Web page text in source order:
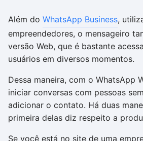
Além do WhatsApp Business,
empreendedores, o mensageiro
versão Web, que é bastante
usuários em diversos momentos.
Dessa maneira, com o WhatsApp
iniciar conversas com pessoas
adicionar o contato. Há duas
primeira delas diz respeito a
Se você está no site de uma